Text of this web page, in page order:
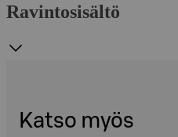
Ravintosisältö
Katso myös